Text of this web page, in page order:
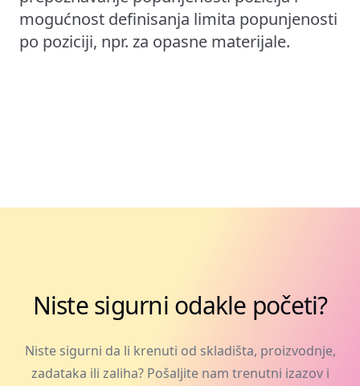
mogućnost definisanja limita popunjenosti
po poziciji, npr. za opasne materijale.
Niste sigurni odakle početi?
Niste sigurni da li krenuti od skladišta, proizvodnje,
zadataka ili zaliha? Pošaljite nam trenutni izazov i